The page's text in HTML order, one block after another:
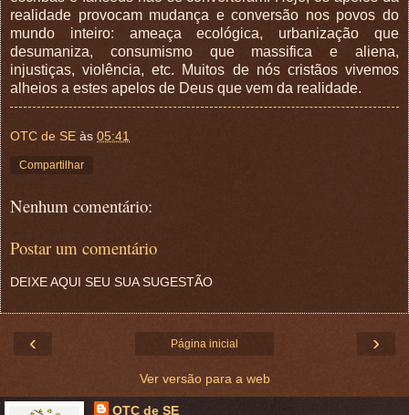
realidade provocam mudança e conversão nos povos do
mundo inteiro: ameaça ecológica, urbanização que
desumaniza, consumismo que massifica e aliena,
injustiças, violência, etc. Muitos de nós cristãos vivemos
alheios a estes apelos de Deus que vem da realidade.
OTC de SE às 05:41
Compartilhar
Nenhum comentário:
Postar um comentário
DEIXE AQUI SEU SUA SUGESTÃO
‹ ›
Página inicial
Ver versão para a web
OTC de SE